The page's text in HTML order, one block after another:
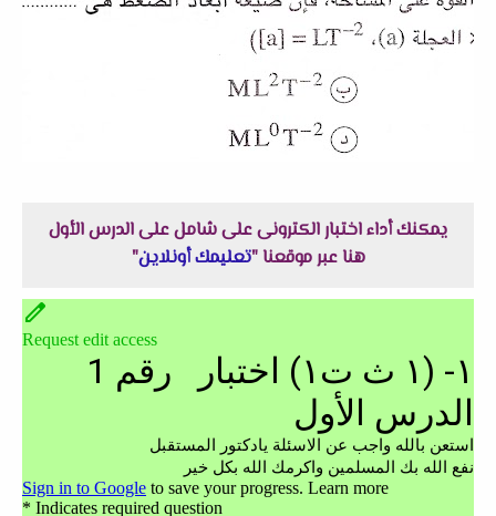
يمكنك أداء اختبار الكترونى على شامل على الدرس الأول
هنا عبر موقعنا "تعليمك أونلاين"